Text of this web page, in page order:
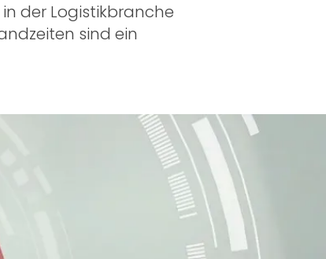
der Logistikbranche
sind ein